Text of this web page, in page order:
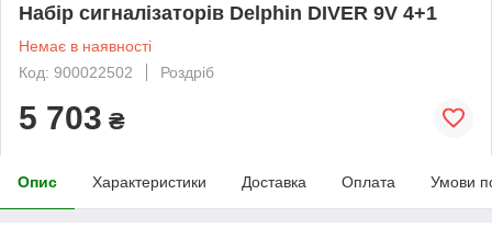
Набір сигналізаторів Delphin DIVER 9V 4+1
Немає в наявності
Код: 900022502
Роздріб
5 703 ₴
Опис Характеристики Доставка Оплата Умови